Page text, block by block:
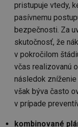
pristupuje vtedy,
pasívnemu
bezpečnosti. Za
skutočnosť, že
v pokročilom
včas realizovanú
následok zníženie
však býva často
v prípade
kombinované